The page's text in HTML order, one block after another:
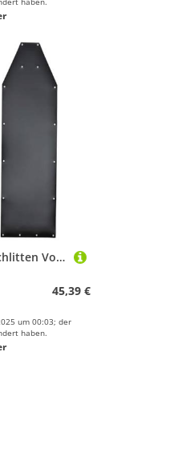
Mehrzweck Außenschlitten Von Multipurpuls Freien Mit Dem Schneeschlittenpolster Für Jagd Und Brennholz Transport Jagdschlitten Mit Nylons Seil
45,39 €
um 00:03; der
haben.